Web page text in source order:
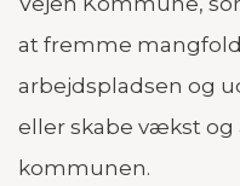
at fremme
arbejdspladsen og
eller skabe vækst og
kommunen.